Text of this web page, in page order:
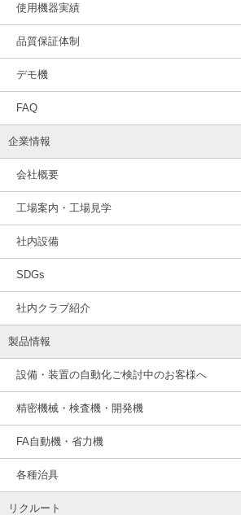
使用機器実績
品質保証体制
デモ機
FAQ
企業情報
会社概要
工場案内・工場見学
社内設備
SDGs
社内クラブ紹介
製品情報
設備・装置の自動化ご検討中のお客様へ
精密機械・検査機・開発機
FA自動機・省力機
各種治具
リクルート